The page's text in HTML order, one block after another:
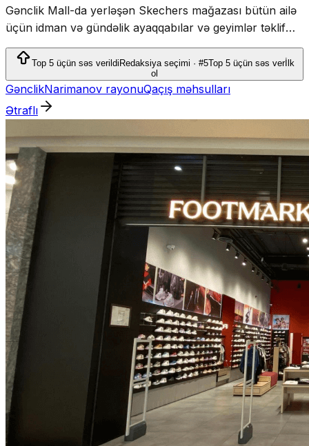
Gənclik Mall-da yerləşən Skechers mağazası bütün ailə
üçün idman və gündəlik ayaqqabılar və geyimlər təklif
edir.
Top 5 üçün səs verildi Redaksiya seçimi · #5Top 5 üçün səs verİlk
ol
GənclikNarimanov rayonuQaçış məhsulları
Ətraflı